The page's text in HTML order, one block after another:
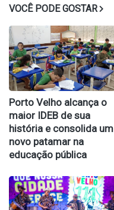
VOCÊ PODE GOSTAR
Porto Velho alcança o
maior IDEB de sua
história e consolida um
novo patamar na
educação pública